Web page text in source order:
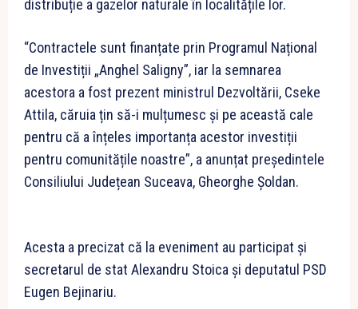
distribuție a gazelor naturale în localitățile lor.
“Contractele sunt finanțate prin Programul Național
de Investiții „Anghel Saligny”, iar la semnarea
acestora a fost prezent ministrul Dezvoltării, Cseke
Attila, căruia țin să-i mulțumesc și pe această cale
pentru că a înțeles importanța acestor investiții
pentru comunitățile noastre”, a anunțat președintele
Consiliului Județean Suceava, Gheorghe Șoldan.
Acesta a precizat că la eveniment au participat și
secretarul de stat Alexandru Stoica și deputatul PSD
Eugen Bejinariu.